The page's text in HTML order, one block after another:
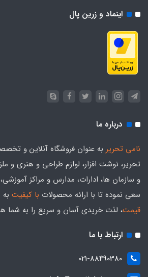
اینماد و زرین پال
درباره ما
نامی تحریر به عنوان فروشگاه آنلاین و
تحریر، نوشت افزار، لوازم طراحی و هنری و
و سازمان ها، ادارات، مدارس و مراکز
سعی نموده تا با ارائه محصولات با کیفیت
قیمت، لذت خریدی آسان و سریع را به شما
ارتباط با ما
021-88490380